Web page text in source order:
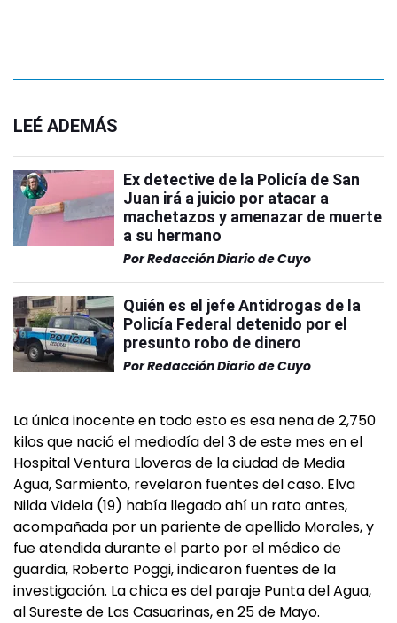
LEÉ ADEMÁS
Ex detective de la Policía de San
Juan irá a juicio por atacar a
machetazos y amenazar de muerte
a su hermano
PorRedacción Diario de Cuyo
Quién es el jefe Antidrogas de la
Policía Federal detenido por el
presunto robo de dinero
PorRedacción Diario de Cuyo
La única inocente en todo esto es esa nena de 2,750
kilos que nació el mediodía del 3 de este mes en el
Hospital Ventura Lloveras de la ciudad de Media
Agua, Sarmiento, revelaron fuentes del caso. Elva
Nilda Videla (19) había llegado ahí un rato antes,
acompañada por un pariente de apellido Morales, y
fue atendida durante el parto por el médico de
guardia, Roberto Poggi, indicaron fuentes de la
investigación. La chica es del paraje Punta del Agua,
al Sureste de Las Casuarinas, en 25 de Mayo.